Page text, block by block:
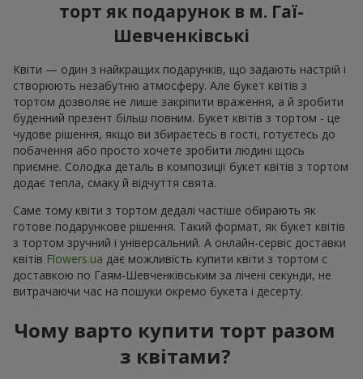
торт як подарунок в м. Гаї-
Шевченківські
Квіти — один з найкращих подарунків, що задають настрій і
створюють незабутню атмосферу. Але букет квітів з
тортом дозволяє не лише закріпити враження, а й зробити
буденний презент більш повним. Букет квітів з тортом - це
чудове рішення, якщо ви збираєтесь в гості, готуєтесь до
побачення або просто хочете зробити людині щось
приємне. Солодка деталь в композиції букет квітів з тортом
додає тепла, смаку й відчуття свята.
Саме тому квіти з тортом дедалі частіше обирають як
готове подарункове рішення. Такий формат, як букет квітів
з тортом зручний і універсальний. А онлайн-сервіс доставки
квітів Flowers.ua дає можливість купити квіти з тортом с
доставкою по Гаям-Шевченківським за лічені секунди, не
витрачаючи час на пошуки окремо букета і десерту.
Чому варто купити торт разом
з квітами?